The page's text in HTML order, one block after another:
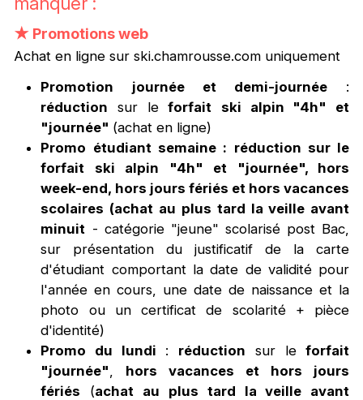
★ Promotions web
Achat en ligne sur ski.chamrousse.com uniquement
Promotion journée et demi-journée :
réduction sur le forfait
ski alpin "4h" et
"journée" (achat en ligne)
Promo étudiant semaine : réduction sur le
forfait ski alpin "4h" et "journée", hors
week-end, hors jours fériés et hors vacances
scolaires (achat au plus tard la veille avant
minuit - catégorie "jeune" scolarisé post Bac,
sur présentation du justificatif de la carte
d'étudiant comportant la date de validité pour
l'année en cours, une date de naissance et la
photo ou un certificat de scolarité + pièce
d'identité)
Promo du lundi : réduction sur leforfait
"journée"
hors vacances et hors jours
fériés (achat au plus tard la veille avant